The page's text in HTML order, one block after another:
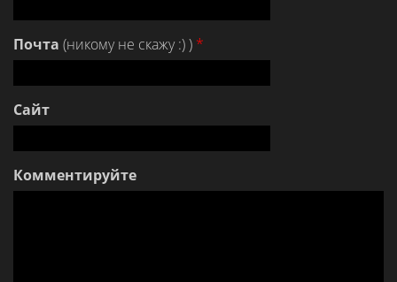
Почта (никому не скажу :) ) *
Сайт
Комментируйте